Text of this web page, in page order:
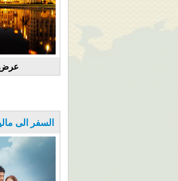
عرض
السفر الى